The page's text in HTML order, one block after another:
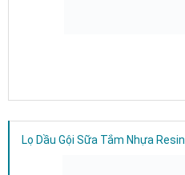
Lọ Dầu Gội Sữa Tắm Nhựa Resin